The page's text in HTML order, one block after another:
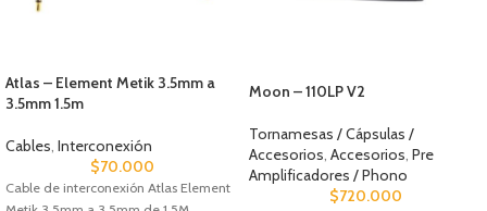
Atlas – Element Metik 3.5mm a
3.5mm 1.5m
Cables, Interconexión
$70.000
Cable de interconexión Atlas Element
Moon – 110LP V2
Tornamesas / Cápsulas /
Accesorios, Accesorios, Pre
Amplificadores / Phono
$720.000